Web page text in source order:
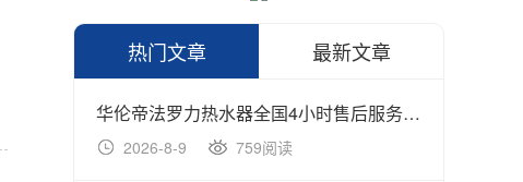
热门文章 最新文章
华伦帝法罗力热水器全国4小时售后服务点客法罗力热水器怎么调
2026-8-9 759阅读